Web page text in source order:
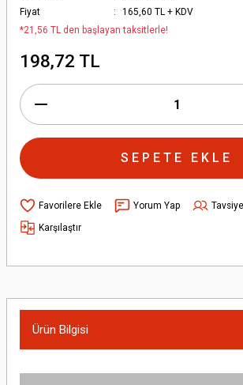
Fiyat
165,60 TL + KDV
*21,56 TL den başlayan taksitlerle!
198,72 TL
SEPETE EKLE
Yorum Yap
Karşılaştır
Ürün Bilgisi